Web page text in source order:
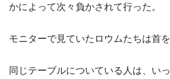
かによって次々負かされて行った。
モニターで見ていたロウムたちは首を
同じテーブルについている人は、い